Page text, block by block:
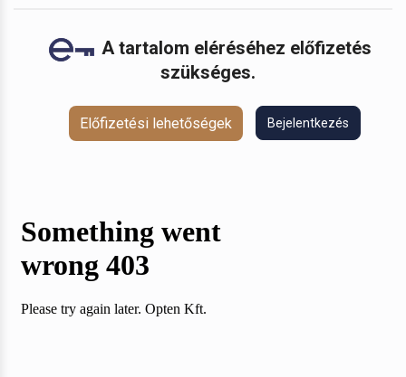
A tartalom eléréséhez előfizetés
szükséges.
Előfizetési lehetőségek Bejelentkezés